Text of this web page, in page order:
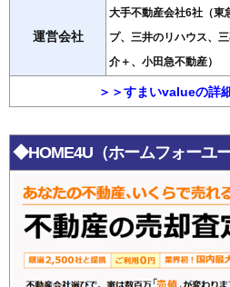
運営会社
大手不動産会社6社（東
プ、三井のリハウス、
介＋、小田急不動産）
＞＞すまいvalueの詳
◆HOME4U（ホームフォーユー